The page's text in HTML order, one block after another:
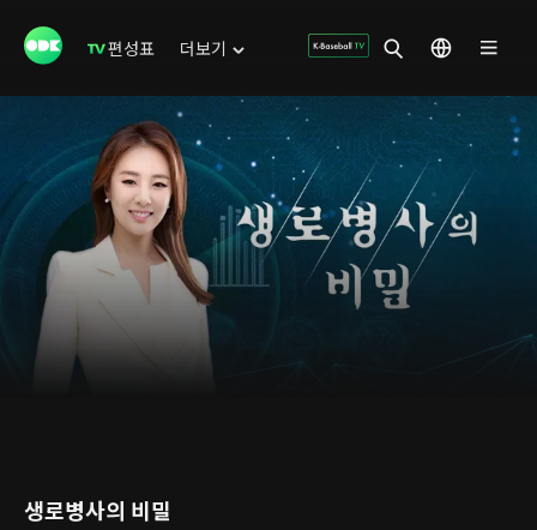
편성표 더보기
생로병사의 비밀